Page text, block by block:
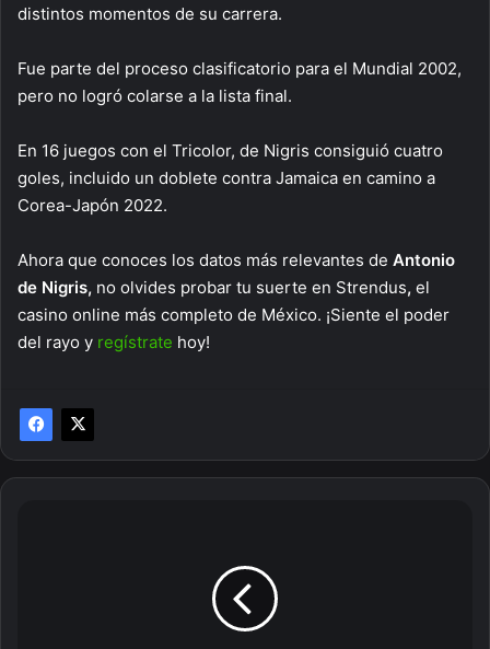
distintos momentos de su carrera.
Fue parte del proceso clasificatorio para el Mundial 2002,
pero no logró colarse a la lista final.
En 16 juegos con el Tricolor, de Nigris consiguió cuatro
goles, incluido un doblete contra Jamaica en camino a
Corea-Japón 2022.
Ahora que conoces los datos más relevantes de Antonio
de Nigris, no olvides probar tu suerte en Strendus, el
casino online más completo de México. ¡Siente el poder
del rayo y regístrate hoy!